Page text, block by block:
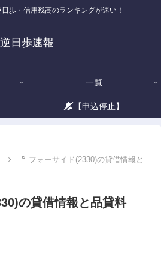
歩・信用残高のランキングが速い！
逆日歩速報
一覧
【申込停止】
フォーサイド(2330)の貸借情報と
の貸借情報と品貸料